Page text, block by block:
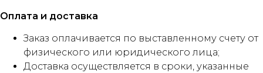
Оплата и доставка
Заказ оплачивается по выставленному счету от
физического или юридического лица;
Доставка осуществляется в сроки, указанные